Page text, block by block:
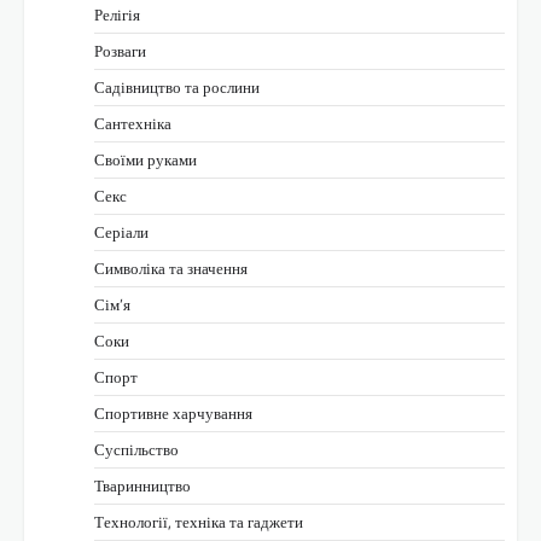
Релігія
Розваги
Садівництво та рослини
Сантехніка
Своїми руками
Секс
Серіали
Символіка та значення
Сім’я
Соки
Спорт
Спортивне харчування
Суспільство
Тваринництво
Технології, техніка та гаджети